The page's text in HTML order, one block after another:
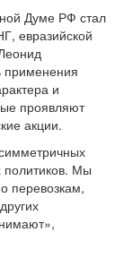
Думе РФ стал
евразийской
применения
и
проявляют
акции.
Мы
перевозкам,